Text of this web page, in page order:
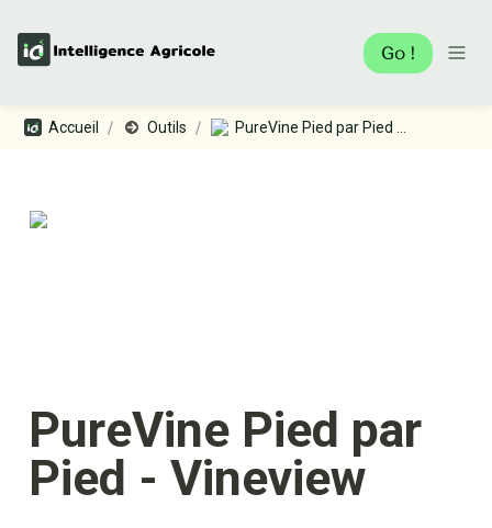
Go !
Accueil / Outils /
PureVine Pied par
Pied - Vineview